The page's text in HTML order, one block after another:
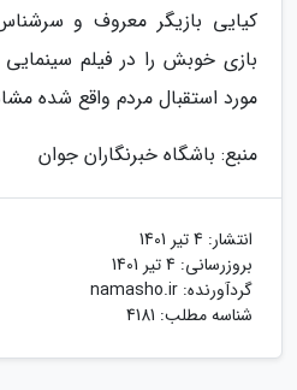
کیایی بازیگر معروف و
مورد استقبال مردم واقع شده
منبع: باشگاه خبرنگاران جوان
انتشار: 4 تیر 1401
بروزرسانی: 4 تیر 1401
گردآورنده: namasho.ir
شناسه مطلب: 4181